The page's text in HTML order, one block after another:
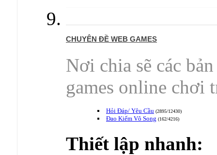
CHUYÊN ĐỀ WEB GAMES
Nơi chia sẽ các
games online chơi
Hỏi Đáp/ Yêu Cầu (2895/12430)
Đao Kiếm Vô Song (162/4216)
Thiết lập nhanh: